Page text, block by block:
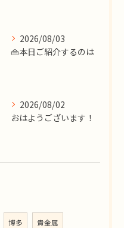
2026/08/03
👜本日ご紹介するのは
2026/08/02
​おはようございます！
博多 貴金属